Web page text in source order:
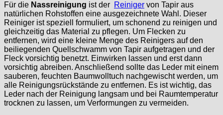
Für die Nassreinigung ist der Reiniger von Tapir aus
natürlichen Rohstoffen eine ausgezeichnete Wahl. Dieser
Reiniger ist speziell formuliert, um schonend zu reinigen und
gleichzeitig das Material zu pflegen. Um Flecken zu
entfernen, wird eine kleine Menge des Reinigers auf den
beiliegenden Quellschwamm von Tapir aufgetragen und der
Fleck vorsichtig benetzt. Einwirken lassen und erst dann
vorsichtig abreiben. Anschließend sollte das Leder mit einem
sauberen, feuchten Baumwolltuch nachgewischt werden, um
alle Reinigungsrückstände zu entfernen. Es ist wichtig, das
Leder nach der Reinigung langsam und bei Raumtemperatur
trocknen zu lassen, um Verformungen zu vermeiden.